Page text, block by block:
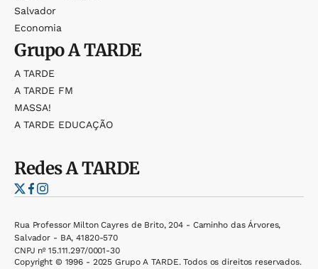
Salvador
Economia
GrupoA TARDE
A TARDE
A TARDE FM
MASSA!
A TARDE EDUCAÇÃO
RedesA TARDE
Rua Professor Milton Cayres de Brito, 204 - Caminho das Árvores,
Salvador - BA, 41820-570
CNPJ nº 15.111.297/0001-30
Copyright © 1996 - 2025 Grupo A TARDE. Todos os direitos reservados.